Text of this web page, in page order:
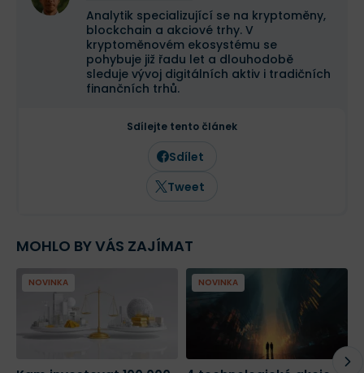
Analytik specializující se na kryptoměny,
blockchain a akciové trhy. V
kryptoměnovém ekosystému se
pohybuje již řadu let a dlouhodobě
sleduje vývoj digitálních aktiv i tradičních
finančních trhů.
Sdílejte tento článek
Sdílet
Tweet
MOHLO BY VÁS ZAJÍMAT
NOVINKA NOVINKA